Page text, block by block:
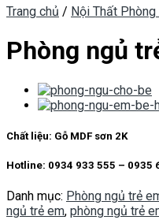
Trang chủ / Nội Thất Phòng
Phòng ngủ
Chất liệu: Gỗ MDF sơn 2K
Hotline: 0934 933 555 – 0935
Danh mục: Phòng ngủ trẻ
ngủ trẻ em, phòng ngủ trẻ